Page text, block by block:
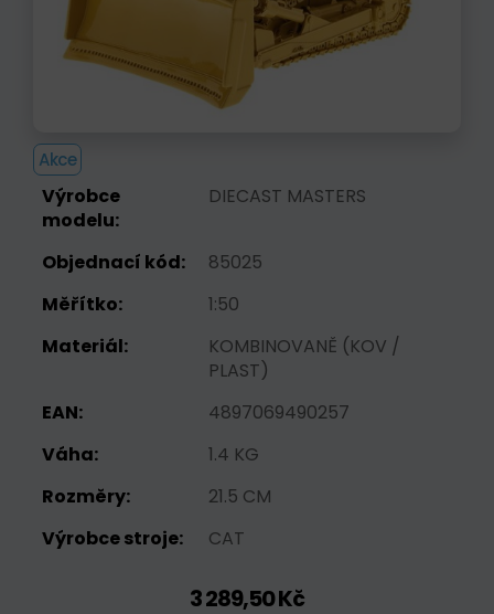
Akce
Výrobce
modelu:
DIECAST MASTERS
Objednací kód:
85025
Měřítko:
1:50
Materiál:
KOMBINOVANĚ (KOV /
PLAST)
EAN:
4897069490257
Váha:
1.4 KG
Rozměry:
21.5 CM
Výrobce stroje:
CAT
3 289,50 Kč